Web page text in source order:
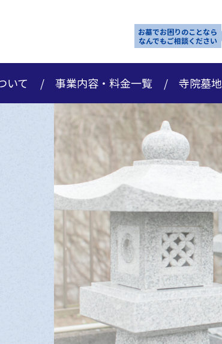
お墓でお困りのことなら
なんでもご相談ください
いて 事業内容・料金一覧 寺院墓地